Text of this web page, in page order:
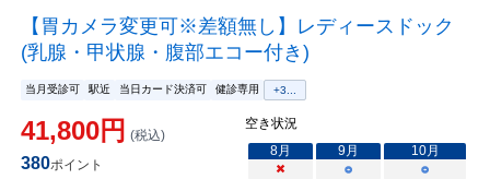
【胃カメラ変更可※差額無し】レディースドック
(乳腺・甲状腺・腹部エコー付き)
当月受診可 駅近 当日カード決済可 健診専用 +3...
41,800円 (税込)
380ポイント
空き状況
8月 9月 10月
×
○ ○